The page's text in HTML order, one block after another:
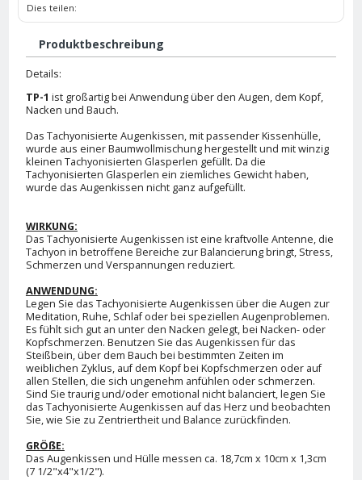
Dies teilen:
Produktbeschreibung
Details:
TP-1 ist großartig bei Anwendung über den Augen, dem Kopf,
Nacken und Bauch.
Das Tachyonisierte Augenkissen, mit passender Kissenhülle,
wurde aus einer Baumwollmischung hergestellt und mit winzig
kleinen Tachyonisierten Glasperlen gefüllt. Da die
Tachyonisierten Glasperlen ein ziemliches Gewicht haben,
wurde das Augenkissen nicht ganz aufgefüllt.
WIRKUNG:
Das Tachyonisierte Augenkissen ist eine kraftvolle Antenne, die
Tachyon in betroffene Bereiche zur Balancierung bringt, Stress,
Schmerzen und Verspannungen reduziert.
ANWENDUNG:
Legen Sie das Tachyonisierte Augenkissen über die Augen zur
Meditation, Ruhe, Schlaf oder bei speziellen Augenproblemen.
Es fühlt sich gut an unter den Nacken gelegt, bei Nacken- oder
Kopfschmerzen. Benutzen Sie das Augenkissen für das
Steißbein, über dem Bauch bei bestimmten Zeiten im
weiblichen Zyklus, auf dem Kopf bei Kopfschmerzen oder auf
allen Stellen, die sich ungenehm anfühlen oder schmerzen.
Sind Sie traurig und/oder emotional nicht balanciert, legen Sie
das Tachyonisierte Augenkissen auf das Herz und beobachten
Sie, wie Sie zu Zentriertheit und Balance zurückfinden.
GRÖßE:
Das Augenkissen und Hülle messen ca. 18,7cm x 10cm x 1,3cm
(7 1/2"x4"x1/2").